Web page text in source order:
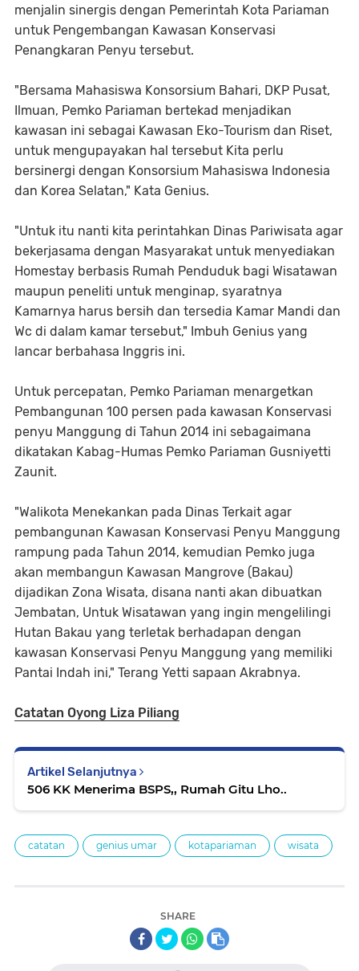
menjalin sinergis dengan Pemerintah Kota Pariaman
untuk Pengembangan Kawasan Konservasi
Penangkaran Penyu tersebut.
"Bersama Mahasiswa Konsorsium Bahari, DKP Pusat,
Ilmuan, Pemko Pariaman bertekad menjadikan
kawasan ini sebagai Kawasan Eko-Tourism dan Riset,
untuk mengupayakan hal tersebut Kita perlu
bersinergi dengan Konsorsium Mahasiswa Indonesia
dan Korea Selatan," Kata Genius.
"Untuk itu nanti kita perintahkan Dinas Pariwisata agar
bekerjasama dengan Masyarakat untuk menyediakan
Homestay berbasis Rumah Penduduk bagi Wisatawan
maupun peneliti untuk menginap, syaratnya
Kamarnya harus bersih dan tersedia Kamar Mandi dan
Wc di dalam kamar tersebut," Imbuh Genius yang
lancar berbahasa Inggris ini.
Untuk percepatan, Pemko Pariaman menargetkan
Pembangunan 100 persen pada kawasan Konservasi
penyu Manggung di Tahun 2014 ini sebagaimana
dikatakan Kabag-Humas Pemko Pariaman Gusniyetti
Zaunit.
"Walikota Menekankan pada Dinas Terkait agar
pembangunan Kawasan Konservasi Penyu Manggung
rampung pada Tahun 2014, kemudian Pemko juga
akan membangun Kawasan Mangrove (Bakau)
dijadikan Zona Wisata, disana nanti akan dibuatkan
Jembatan, Untuk Wisatawan yang ingin mengelilingi
Hutan Bakau yang terletak berhadapan dengan
kawasan Konservasi Penyu Manggung yang memiliki
Pantai Indah ini," Terang Yetti sapaan Akrabnya.
Catatan Oyong Liza Piliang
Artikel Selanjutnya
506 KK Menerima BSPS,, Rumah Gitu Lho..
catatan genius umar kotapariaman wisata
SHARE